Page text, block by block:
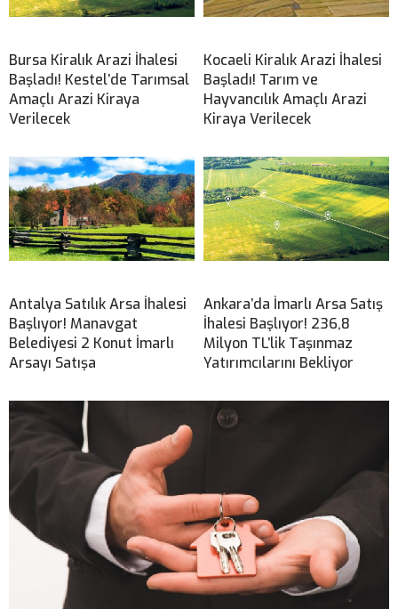
Bursa Kiralık Arazi İhalesi
Başladı! Kestel’de Tarımsal
Amaçlı Arazi Kiraya
Verilecek
Kocaeli Kiralık Arazi İhalesi
Başladı! Tarım ve
Hayvancılık Amaçlı Arazi
Kiraya Verilecek
Antalya Satılık Arsa İhalesi
Başlıyor! Manavgat
Belediyesi 2 Konut İmarlı
Arsayı Satışa
Ankara’da İmarlı Arsa Satış
İhalesi Başlıyor! 236,8
Milyon TL’lik Taşınmaz
Yatırımcılarını Bekliyor